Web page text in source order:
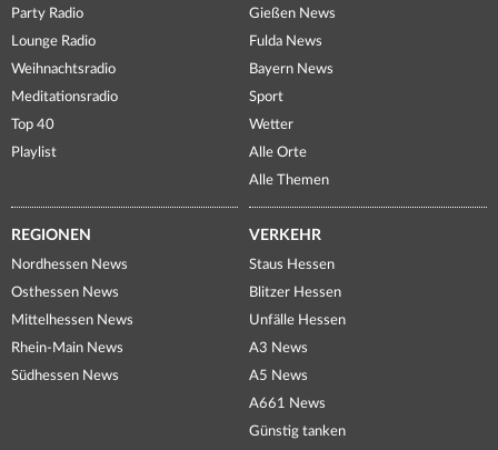
Party Radio
Lounge Radio
Weihnachtsradio
Meditationsradio
Top 40
Playlist
Gießen News
Fulda News
Bayern News
Sport
Wetter
Alle Orte
Alle Themen
REGIONEN
Nordhessen News
Osthessen News
Mittelhessen News
Rhein-Main News
Südhessen News
VERKEHR
Staus Hessen
Blitzer Hessen
Unfälle Hessen
A3 News
A5 News
A661 News
Günstig tanken